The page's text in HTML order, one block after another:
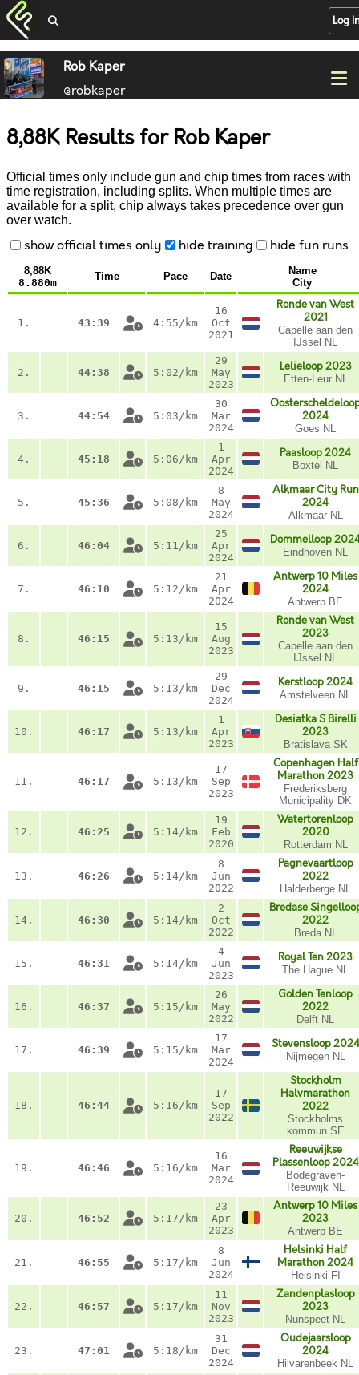
Log
Rob Kaper
@robkaper
8,88K Results for Rob Kaper
Official times only include gun and chip times from races with
time registration, including splits. When multiple times are
available for a split, chip always takes precedence over gun
over watch.
show official times only hide training hide fun runs
8,88K
8.880m
Time Pace Date
Name
City
1. 43:39 4:55/km
16
Oct
2021
Ronde van West
2021
Capelle aan den
IJssel NL
2. 44:38 5:02/km
29
May
2023
Lelieloop 2023
Etten-Leur NL
3. 44:54 5:03/km
30
Mar
2024
2024
Goes NL
4. 45:18 5:06/km
1
Apr
2024
Paasloop 2024
Boxtel NL
5. 45:36 5:08/km
8
May
2024
Alkmaar City Run
2024
Alkmaar NL
6. 46:04 5:11/km
25
Apr
2024
Dommelloop
Eindhoven NL
7. 46:10 5:12/km
21
Apr
2024
Antwerp 10 Miles
2024
Antwerp BE
8. 46:15 5:13/km
15
Aug
2023
Ronde van West
2023
Capelle aan den
IJssel NL
9. 46:15 5:13/km
29
Dec
2024
Kerstloop 2024
Amstelveen NL
10. 46:17 5:13/km
1
Apr
2023
Desiatka S Birelli
2023
Bratislava SK
11. 46:17 5:13/km
17
Sep
2023
Copenhagen Half
Marathon 2023
Frederiksberg
Municipality DK
12. 46:25 5:14/km
19
Feb
2020
Watertorenloop
2020
Rotterdam NL
13. 46:26 5:14/km
8
Jun
2022
Pagnevaartloop
2022
Halderberge NL
14. 46:30 5:14/km
2
Oct
2022
Bredase
2022
Breda NL
15. 46:31 5:14/km
4
Jun
2023
Royal Ten 2023
The Hague NL
16. 46:37 5:15/km
26
May
2022
Golden Tenloop
2022
Delft NL
17. 46:39 5:15/km
17
Mar
2024
Stevensloop 2024
Nijmegen NL
18. 46:44 5:16/km
17
Sep
2022
Stockholm
Halvmarathon
2022
Stockholms
kommun SE
19. 46:46 5:16/km
16
Mar
2024
Reeuwijkse
Plassenloop 2024
Bodegraven-
Reeuwijk NL
20. 46:52 5:17/km
23
Apr
2023
Antwerp 10 Miles
2023
Antwerp BE
21. 46:55 5:17/km
8
Jun
2024
Helsinki Half
Marathon 2024
Helsinki FI
22. 46:57 5:17/km
11
Nov
2023
Zandenplasloop
2023
Nunspeet NL
23. 47:01 5:18/km
31
Dec
2024
Oudejaarsloop
2024
Hilvarenbeek NL